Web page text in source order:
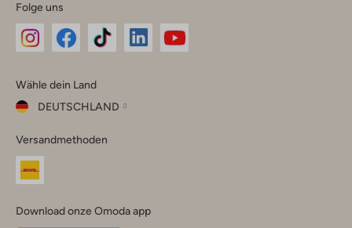
Folge uns
Instagram
Facebook
TikTok
Wähle dein Land
DEUTSCHLAND
dein
Land
Versandmethoden
Download onze Omoda app